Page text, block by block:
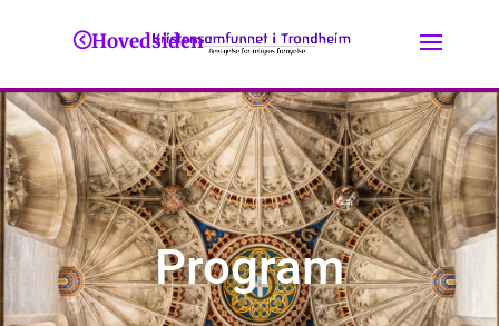
Hovedsiden
Program